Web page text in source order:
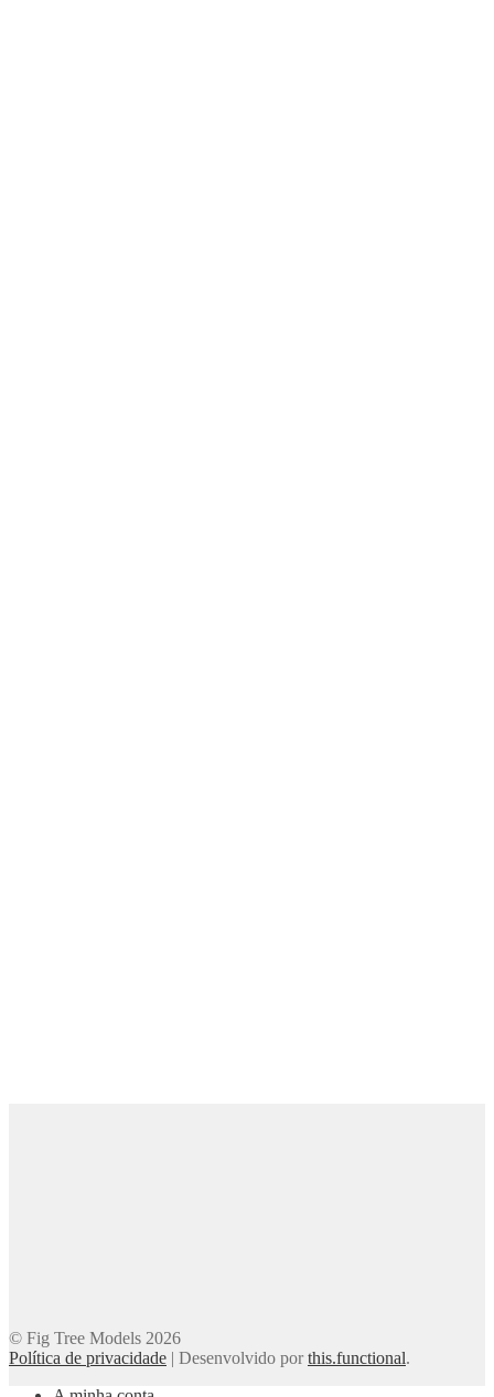
© Fig Tree Models 2026
Política de privacidade | Desenvolvido porthis.functional.